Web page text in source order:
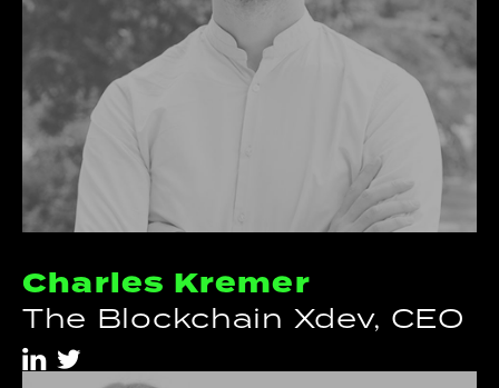
Charles Kremer
The Blockchain Xdev, CEO
i t